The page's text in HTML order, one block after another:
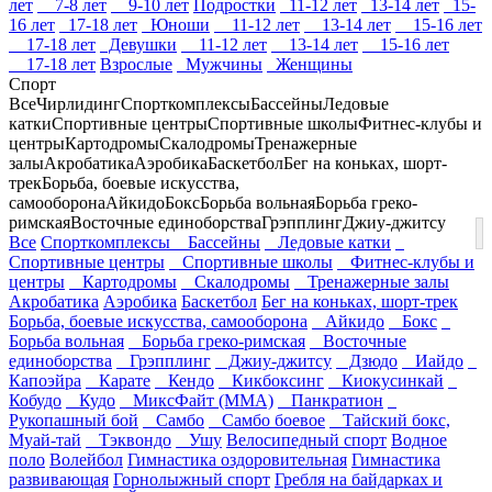
лет 7-8 лет 9-10 лет Подростки 11-12 лет 13-14 лет
15-
16 лет
17-18 лет Юноши 11-12 лет 13-14 лет
15-16 лет
17-18 лет
Девушки 11-12 лет 13-14 лет
15-16 лет
17-18 лет Взрослые Мужчины
Женщины
Спорт
ВсеЧирлидингСпорткомплексыБассейныЛедовые
каткиСпортивные центрыСпортивные школыФитнес-клубы и
центрыКартодромыСкалодромыТренажерные
залыАкробатикаАэробикаБаскетболБег на коньках, шорт-
трекБорьба, боевые искусства,
самооборонаАйкидоБоксБорьба вольнаяБорьба греко-
римскаяВосточные единоборстваГрэпплингДжиу-джитсу
Все Спорткомплексы Бассейны
Ледовые катки
Спортивные центры
Спортивные школы
Фитнес-клубы и
центры
Картодромы Скалодромы
Тренажерные залы
Акробатика Аэробика Баскетбол Бег на коньках, шорт-трек
Борьба, боевые искусства, самооборона
Айкидо
Бокс
Борьба вольная
Борьба греко-римская
Восточные
единоборства
Грэпплинг Джиу-джитсу Дзюдо
Иайдо
Капоэйра
Карате Кендо Кикбоксинг
Киокусинкай
Кобудо
Кудо МиксФайт (ММА)
Панкратион
Рукопашный бой
Самбо Самбо боевое
Тайский бокс,
Муай-тай
Тэквондо Ушу Велосипедный спорт Водное
поло Волейбол Гимнастика оздоровительная Гимнастика
развивающая Горнолыжный спорт Гребля на байдарках и